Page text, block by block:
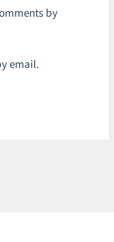
by
email.